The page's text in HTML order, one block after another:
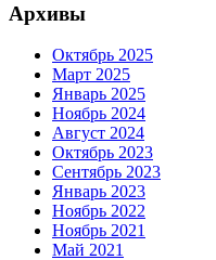
Архивы
Октябрь 2025
Март 2025
Январь 2025
Ноябрь 2024
Август 2024
Октябрь 2023
Сентябрь 2023
Январь 2023
Ноябрь 2022
Ноябрь 2021
Май 2021